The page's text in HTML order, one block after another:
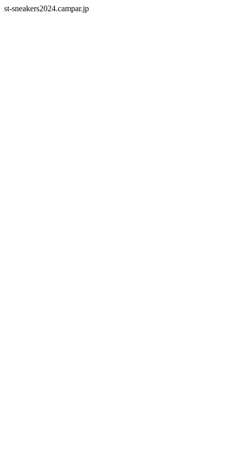
st-sneakers2024.campar.jp